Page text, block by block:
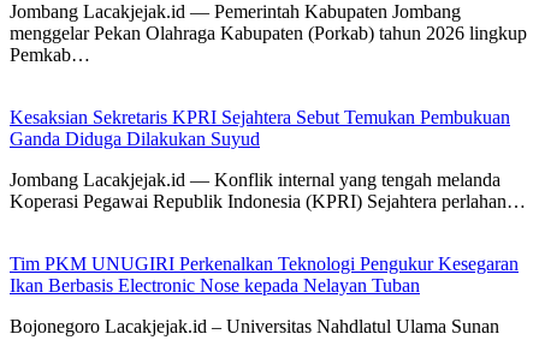
Jombang Lacakjejak.id — Pemerintah Kabupaten Jombang
menggelar Pekan Olahraga Kabupaten (Porkab) tahun 2026 lingkup
Pemkab…
Kesaksian Sekretaris KPRI Sejahtera Sebut Temukan Pembukuan
Ganda Diduga Dilakukan Suyud
Jombang Lacakjejak.id — Konflik internal yang tengah melanda
Koperasi Pegawai Republik Indonesia (KPRI) Sejahtera perlahan…
Tim PKM UNUGIRI Perkenalkan Teknologi Pengukur Kesegaran
Ikan Berbasis Electronic Nose kepada Nelayan Tuban
Bojonegoro Lacakjejak.id – Universitas Nahdlatul Ulama Sunan